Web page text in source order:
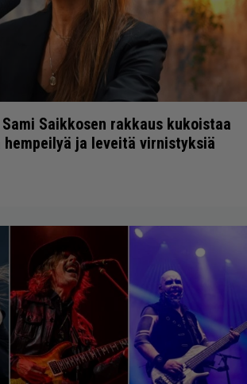
Saikkosen rakkaus kukoistaa
hempeilyä ja leveitä virnistyksiä